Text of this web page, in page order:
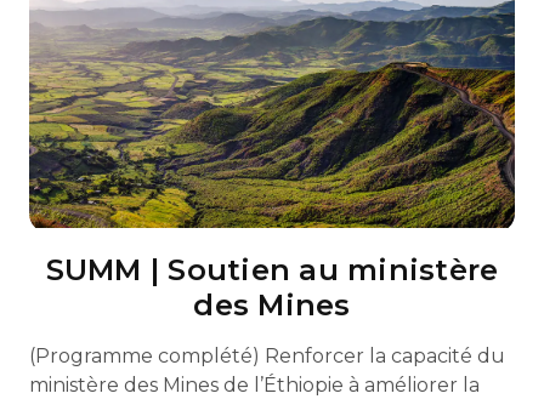
SUMM | Soutien au ministère
des Mines
(Programme complété) Renforcer la capacité du
ministère des Mines de l’Éthiopie à améliorer la